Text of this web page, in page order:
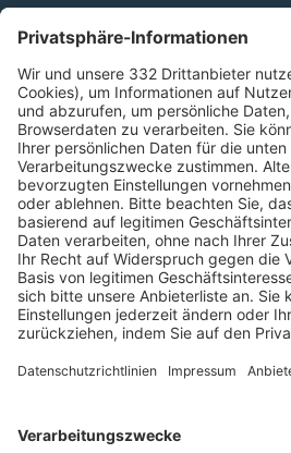
Kontakt
HÄUFIG BESUCHTE SEITEN
Pässe und Vereinswechsel
Trainerausbildung
Schulungsangebot Vereinsmitarbeiter
BFV-Geschäftsstellen
Trainerbörse
Login SpielPlus
FOLGE DEM BFV